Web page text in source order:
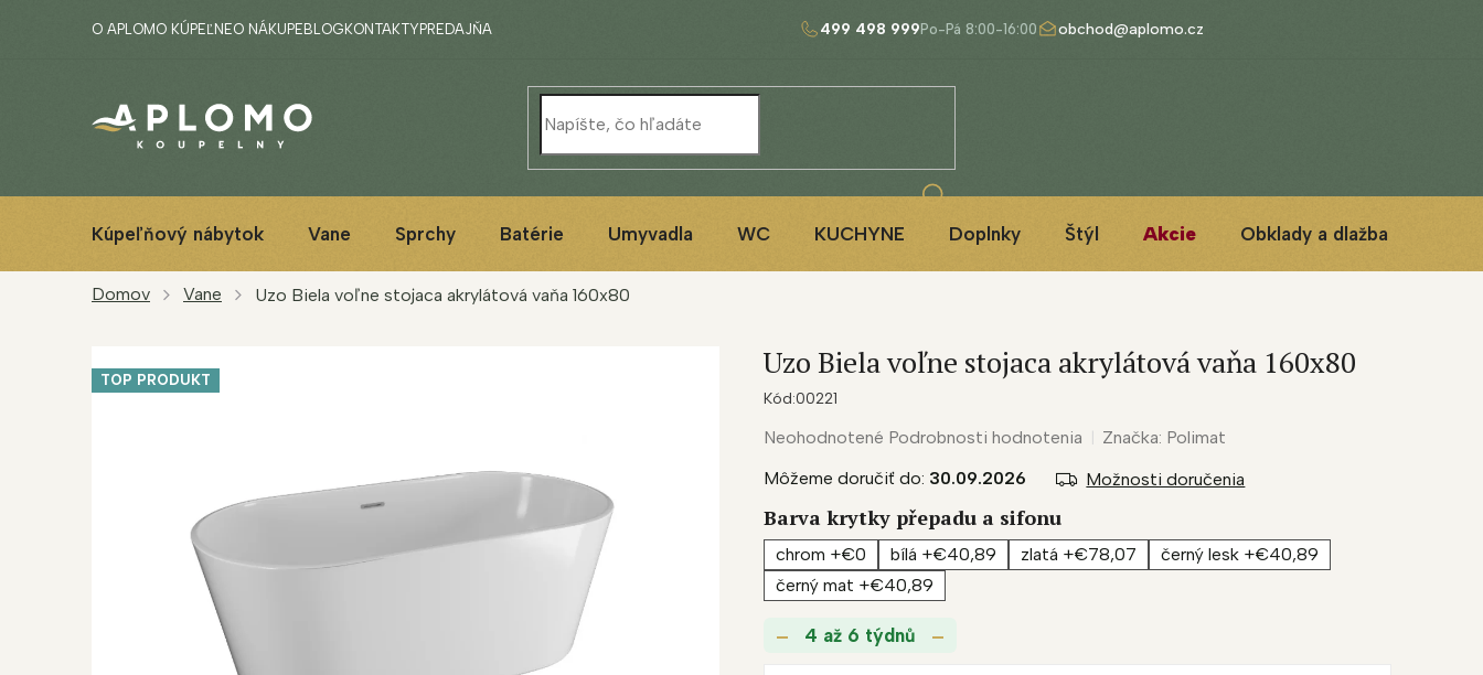
499 498 999 obchod@aplomo.cz
O APLOMO KÚPEĽNEO NÁKUPE BLOG KONTAKTY PREDAJŇA
Kúpeľňový nábytok Vane Sprchy Batérie Umyvadla WC KUCHYNE Doplnky Štýl Akcie Obklady a dlažba
Domov Vane Uzo Biela voľne stojaca akrylátová vaňa 160x80
TOP PRODUKT
4 až 6 týdnů
Môžeme doručiť do: 30.09.2026 Možnosti doručenia
Barva krytky přepadu a sifonu
chrom +€0 bílá +€40,89 zlatá +€78,07
černý lesk +€40,89
černý mat +€40,89
Uzo Biela voľne stojaca akrylátová vaňa 160x80
Kód:00221
Priemerné
produktu
je
hviezdičiek.
Neohodnotené Podrobnosti hodnotenia Značka: Polimat